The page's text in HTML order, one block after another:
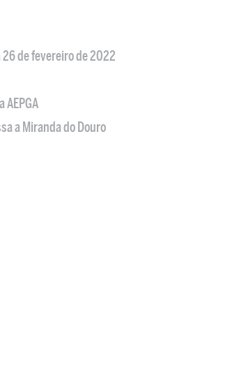
26 de fevereiro de 2022
a Miranda do Douro